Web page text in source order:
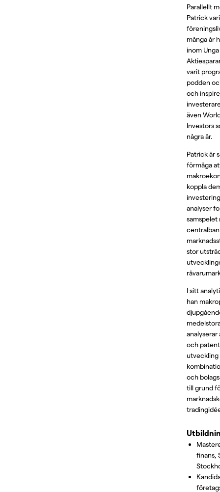
Parallellt
Patrick
många år
inom
varit
podden
och
även
Investors
några år.
Patrick är
förmåga
koppla
analyser
samspelet
stor
I sitt
han
och
utveckling
och
till grund
finans,